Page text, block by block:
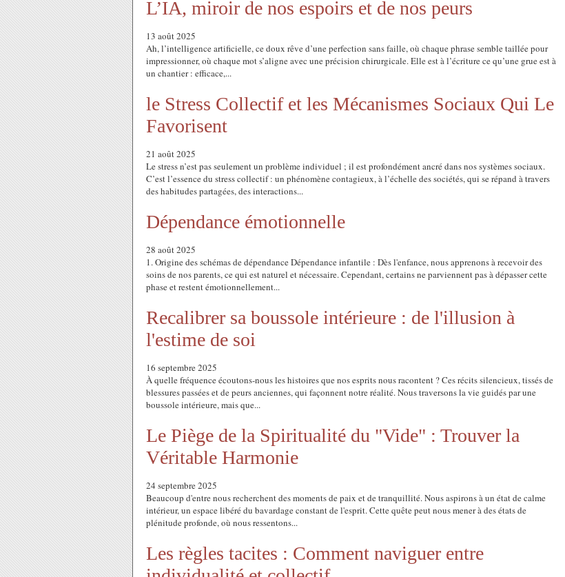
L’IA, miroir de nos espoirs et de nos peurs
13 août 2025
Ah, l’intelligence artificielle, ce doux rêve d’une perfection sans faille, où chaque phrase semble taillée pour
impressionner, où chaque mot s’aligne avec une précision chirurgicale. Elle est à l’écriture ce qu’une grue est à
un chantier : efficace,...
le Stress Collectif et les Mécanismes Sociaux Qui Le
Favorisent
21 août 2025
Le stress n’est pas seulement un problème individuel ; il est profondément ancré dans nos systèmes sociaux.
C’est l’essence du stress collectif : un phénomène contagieux, à l’échelle des sociétés, qui se répand à travers
des habitudes partagées, des interactions...
Dépendance émotionnelle
28 août 2025
1. Origine des schémas de dépendance Dépendance infantile : Dès l'enfance, nous apprenons à recevoir des
soins de nos parents, ce qui est naturel et nécessaire. Cependant, certains ne parviennent pas à dépasser cette
phase et restent émotionnellement...
Recalibrer sa boussole intérieure : de l'illusion à
l'estime de soi
16 septembre 2025
À quelle fréquence écoutons-nous les histoires que nos esprits nous racontent ? Ces récits silencieux, tissés de
blessures passées et de peurs anciennes, qui façonnent notre réalité. Nous traversons la vie guidés par une
boussole intérieure, mais que...
Le Piège de la Spiritualité du "Vide" : Trouver la
Véritable Harmonie
24 septembre 2025
Beaucoup d'entre nous recherchent des moments de paix et de tranquillité. Nous aspirons à un état de calme
intérieur, un espace libéré du bavardage constant de l'esprit. Cette quête peut nous mener à des états de
plénitude profonde, où nous ressentons...
Les règles tacites : Comment naviguer entre